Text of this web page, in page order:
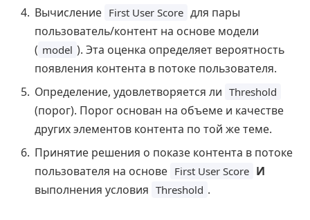
Вычисление First User Score для пары
пользователь/контент на основе модели
( model ). Эта оценка определяет вероятность
появления контента в потоке пользователя.
Определение, удовлетворяется ли Threshold
(порог). Порог основан на объеме и качестве
других элементов контента по той же теме.
Принятие решения о показе контента в потоке
пользователя на основе First User Score И
выполнения условия Threshold .